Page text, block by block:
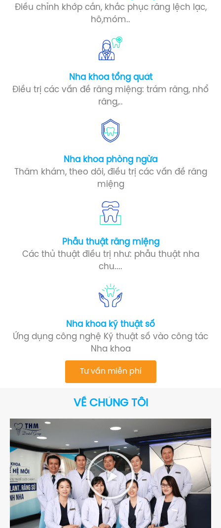
Điều chỉnh khớp cắn, khắc phục răng lệch lạc,
hô,móm..
Nha khoa tổng quát
Điều trị các vấn đề răng miệng: trám răng, nhổ
răng,..
Nha khoa phòng ngừa​
Thăm khám, theo dõi, điều trị các vấn đề răng
miệng
Phẫu thuật răng miệng​
Các thủ thuật điều trị như: phẫu thuật nha
chu....
Nha khoa kỹ thuật số
Ứng dụng công nghệ Kỹ thuật số vào công tác
Nha khoa
Tư vấn miễn phí
VỀ CHÚNG TÔI